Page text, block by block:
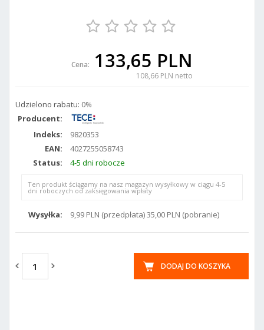
Cena: 133,65 PLN
108,66 PLN netto
Udzielono rabatu: 0%
Producent:
Indeks:
9820353
EAN:
4027255058743
Status:
4-5 dni robocze
Ten produkt ściągamy na nasz magazyn wysyłkowy w ciągu 4-5
dni roboczych od zaksięgowania wpłaty
Wysyłka: 9,99 PLN (przedpłata) 35,00 PLN (pobranie)
DODAJ DO KOSZYKA